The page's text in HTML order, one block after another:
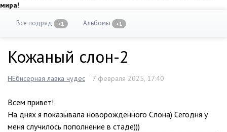
мира!
Все подряд +1 Альбомы +1
Кожаный слон-2
НЕбисерная лавка чудес 7 февраля 2025, 17:40
Всем привет!
На днях я показывала новорожденного Слона) Сегодня у
меня случилось пополнение в стаде)))